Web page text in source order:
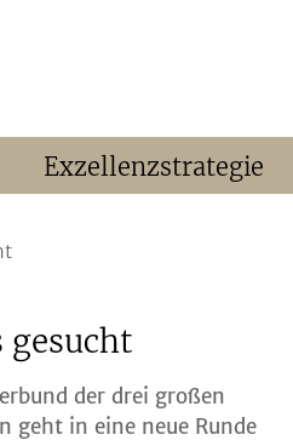
Exzellenzstrategie
gesucht
der drei großen
geht in eine neue Runde